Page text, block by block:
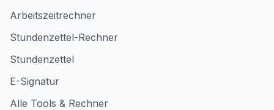
Arbeitszeitrechner
Stundenzettel-Rechner
Stundenzettel
E-Signatur
Alle Tools & Rechner